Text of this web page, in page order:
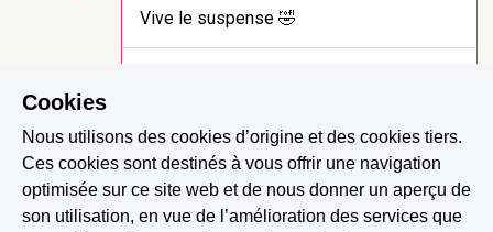
Vive le suspense 🤣
Lou.R.Delmond -
Il y a 4 ans
J'adore la relation entre Astoria et Phoebe
Cookies
Nous utilisons des cookies d’origine et des cookies tiers.
Ces cookies sont destinés à vous offrir une navigation
optimisée sur ce site web et de nous donner un aperçu de
son utilisation, en vue de l’amélioration des services que